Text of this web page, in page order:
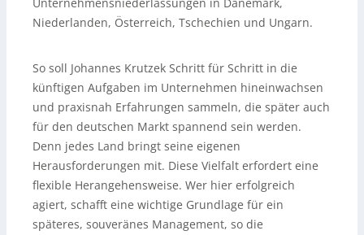
Niederlanden, Österreich, Tschechien und Ungarn.
So soll Johannes Krutzek Schritt für Schritt in die
künftigen Aufgaben im Unternehmen hineinwachsen
und praxisnah Erfahrungen sammeln, die später auch
für den deutschen Markt spannend sein werden.
Denn jedes Land bringt seine eigenen
Herausforderungen mit. Diese Vielfalt erfordert eine
flexible Herangehensweise. Wer hier erfolgreich
agiert, schafft eine wichtige Grundlage für ein
späteres, souveränes Management, so die